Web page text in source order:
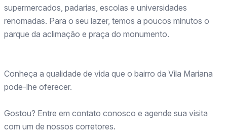
supermercados, padarias, escolas e universidades
renomadas. Para o seu lazer, temos a poucos minutos o
parque da aclimação e praça do monumento.
Conheça a qualidade de vida que o bairro da Vila Mariana
pode-lhe oferecer.
Gostou? Entre em contato conosco e agende sua visita
com um de nossos corretores.